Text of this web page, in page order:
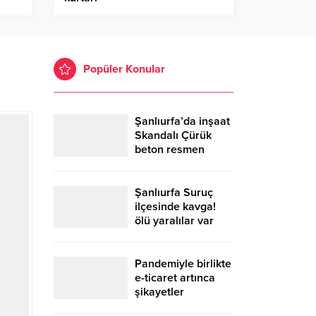
Popüler Konular
Şanlıurfa’da inşaat
Skandalı Çürük
beton resmen
Şanlıurfa Suruç
ilçesinde kavga!
ölü yaralılar var
Pandemiyle birlikte
e-ticaret artınca
şikayetler